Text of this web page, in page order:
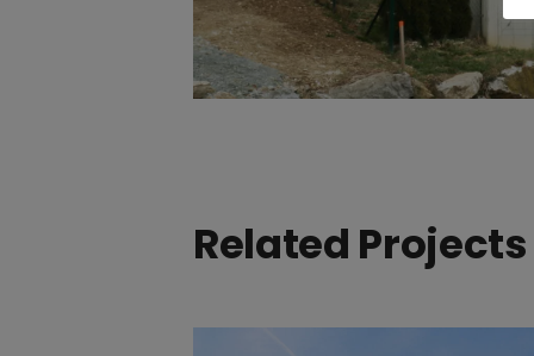
Related Projects